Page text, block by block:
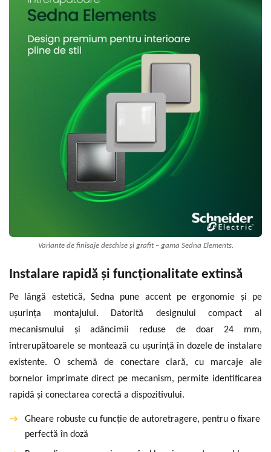
Variante de finisaje deschise și grafit – gama Sedna Elements.
Instalare rapidă și funcționalitate extinsă
Pe lângă estetică, Sedna pune accent pe ergonomie și pe
ușurința montajului. Datorită designului compact al
mecanismului și adâncimii reduse de doar 24 mm,
întrerupătoarele se montează cu ușurință în dozele de instalare
existente. O schemă de conectare clară, cu marcaje ale
bornelor imprimate direct pe mecanism, permite identificarea
rapidă și conectarea corectă a dispozitivului.
→
Gheare robuste cu funcție de autoretragere, pentru o fixare
perfectă în doză